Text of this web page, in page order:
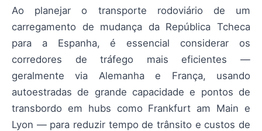
Ao planejar o transporte rodoviário de um
carregamento de mudança da República Tcheca
para a Espanha, é essencial considerar os
corredores de tráfego mais eficientes —
geralmente via Alemanha e França, usando
autoestradas de grande capacidade e pontos de
transbordo em hubs como Frankfurt am Main e
Lyon — para reduzir tempo de trânsito e custos de